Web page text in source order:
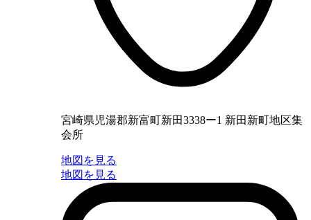
宮崎県児湯郡新富町新田3338ー1 新田新町地区集
会所
地図を見る
地図を見る